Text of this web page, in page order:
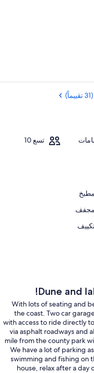
تسع 10
مطبخ
مجفف
Dune and
With lots of seating and
the coast. Two car
with access to ride directly
via asphalt roadways and
mile from the county park
We have a lot of parking
swimming and fishing on
house, relax after a